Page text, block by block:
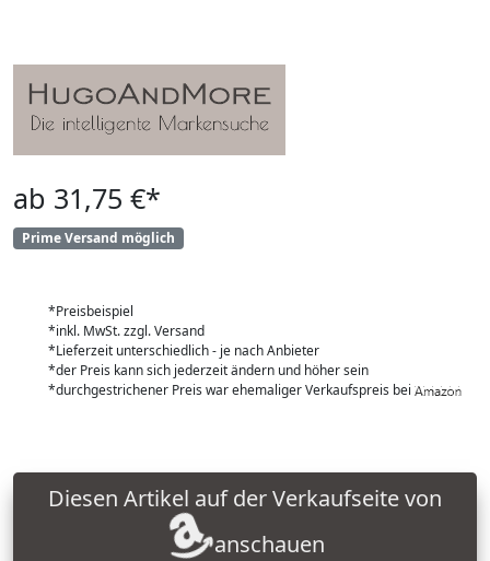
ab 31,75 €*
Prime Versand möglich
*Preisbeispiel
*inkl. MwSt. zzgl. Versand
*Lieferzeit unterschiedlich - je nach Anbieter
*der Preis kann sich jederzeit ändern und höher sein
*durchgestrichener Preis war ehemaliger Verkaufspreis bei
anschauen